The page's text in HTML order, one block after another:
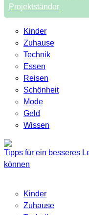
Projektständer
Kinder
Zuhause
Technik
Essen
Reisen
Schönheit
Mode
Geld
Wissen
Tipps für ein besseres
können
Kinder
Zuhause